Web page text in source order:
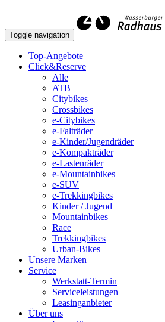
Toggle navigation
Top-Angebote
Click&Reserve
Alle
ATB
Citybikes
Crossbikes
e-Citybikes
e-Falträder
e-Kinder/Jugendräder
e-Kompakträder
e-Lastenräder
e-Mountainbikes
e-SUV
e-Trekkingbikes
Kinder / Jugend
Mountainbikes
Race
Trekkingbikes
Urban-Bikes
Unsere Marken
Service
Werkstatt-Termin
Serviceleistungen
Leasinganbieter
Über uns